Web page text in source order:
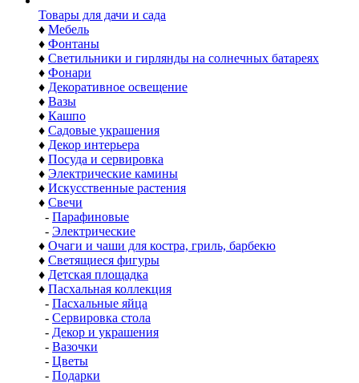
Товары для дачи и сада
♦ Мебель
♦ Фонтаны
♦ Светильники и гирлянды на солнечных батареях
♦ Фонари
♦ Декоративное освещение
♦ Вазы
♦ Кашпо
♦ Садовые украшения
♦ Декор интерьера
♦ Посуда и сервировка
♦ Электрические камины
♦ Искусственные растения
♦ Свечи
- Парафиновые
- Электрические
♦ Очаги и чаши для костра, гриль, барбекю
♦ Светящиеся фигуры
♦ Детская площадка
♦ Пасхальная коллекция
- Пасхальные яйца
- Сервировка стола
- Декор и украшения
- Вазочки
- Цветы
- Подарки